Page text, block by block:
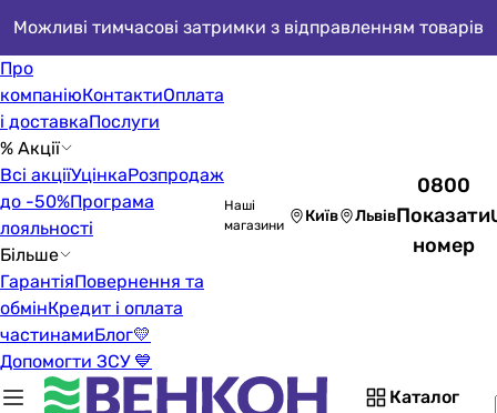
Можливі тимчасові затримки з відправленням товарів
Про
компаніюКонтактиОплата
і доставкаПослуги
% Акції
Всі акціїУцінкаРозпродаж
до -50%Програма
лояльності
Більше
ГарантіяПовернення та
обмінКредит і оплата
частинамиБлог💛
Допомогти ЗСУ 💙
Наші
магазини
Київ Львів
0800
Показати
номер
Каталог